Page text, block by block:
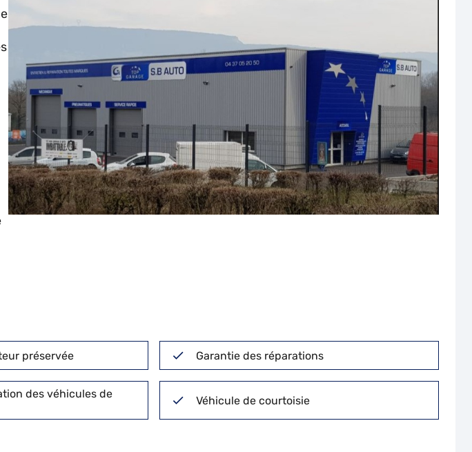
préservée Garantie des réparations
des véhicules de
Véhicule de courtoisie